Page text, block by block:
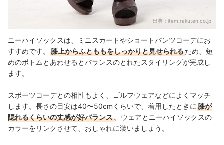
出典： item.rakuten.co.jp
ニーハイソックスは、ミニスカートやショートパンツコーデにお
すすめです。
膝上からふとももをしっかりと見せられるため、短
めのボトムとあわせるとバランスのとれたスタイリングが完成し
ます。
スポーツコーデとの相性もよく、ゴルフウェアなどによくマッチ
します。長さの目安は40〜50cmくらいで、 着用したときに 膝が
隠れるくらいの丈感が好バランス 。 ウェアと ニーハイソックスの
カラーをリンクさせて、おしゃれに装いましょう。